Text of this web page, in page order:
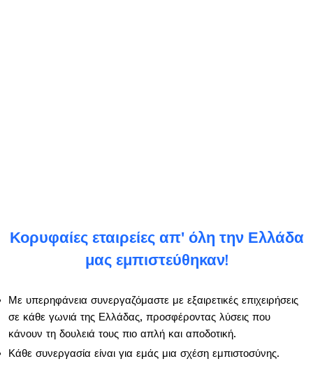
Κορυφαίες εταιρείες απ' όλη την Ελλάδα
μας εμπιστεύθηκαν!
Με υπερηφάνεια συνεργαζόμαστε με εξαιρετικές επιχειρήσεις
σε κάθε γωνιά της Ελλάδας, προσφέροντας λύσεις που
κάνουν τη δουλειά τους πιο απλή και αποδοτική.
Κάθε συνεργασία είναι για εμάς μια σχέση εμπιστοσύνης.